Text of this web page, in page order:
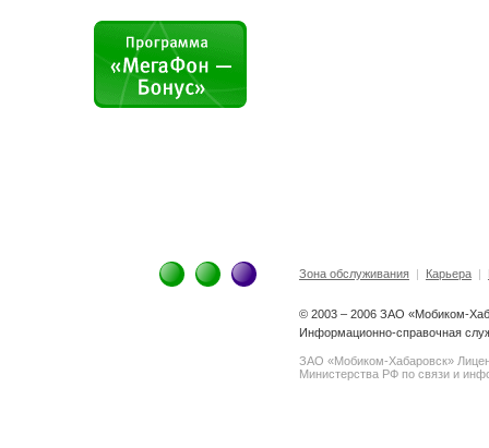
Зона обслуживания| Карьера|
© 2003 – 2006 ЗАО «Мобиком-
Информационно-справочная
ЗАО «Мобиком-Хабаровск»
Министерства РФ по связи и